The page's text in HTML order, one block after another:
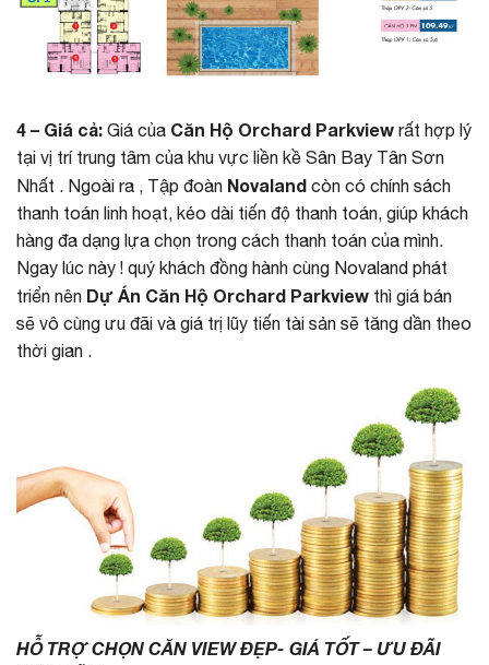
4 – Giá cả: Giá của Căn Hộ Orchard Parkview rất hợp lý
tại vị trí trung tâm của khu vực liền kề Sân Bay Tân Sơn
Nhất . Ngoài ra , Tập đoàn Novaland còn có chính sách
thanh toán linh hoạt, kéo dài tiến độ thanh toán, giúp khách
hàng đa dạng lựa chọn trong cách thanh toán của mình.
Ngay lúc này ! quý khách đồng hành cùng Novaland phát
triển nên Dự Án Căn Hộ Orchard Parkview thì giá bán
sẽ vô cùng ưu đãi và giá trị lũy tiến tài sản sẽ tăng dần theo
thời gian .
HỖ TRỢ CHỌN CĂN VIEW ĐẸP- GIÁ TỐT – ƯU ĐÃI